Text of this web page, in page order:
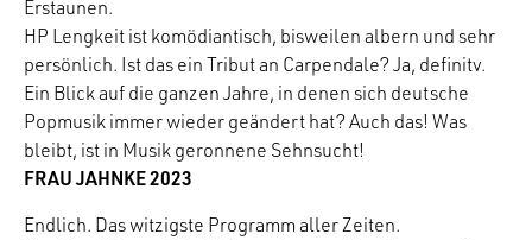
Erstaunen.
HP Lengkeit ist komödiantisch, bisweilen albern und sehr
persönlich. Ist das ein Tribut an Carpendale? Ja, definitv.
Ein Blick auf die ganzen Jahre, in denen sich deutsche
Popmusik immer wieder geändert hat? Auch das! Was
bleibt, ist in Musik geronnene Sehnsucht!
FRAU JAHNKE 2023
Endlich. Das witzigste Programm aller Zeiten.